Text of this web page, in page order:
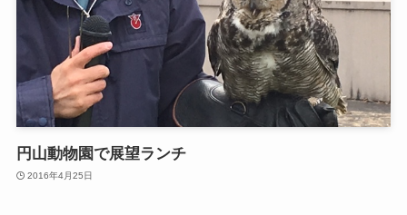
円山動物園で展望ランチ
2016年4月25日